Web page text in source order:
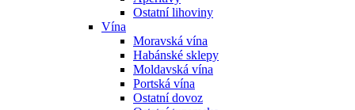
Ostatní lihoviny
Vína
Moravská vína
Habánské sklepy
Moldavská vína
Portská vína
Ostatní dovoz